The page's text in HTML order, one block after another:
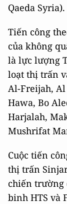
Qaeda Syria).
Tiến công
của không
là lực lượng
loạt thị trấn
Al-Freijah,
Hawa, Bo
Harjalah,
Mushrifat
Cuộc tiến
thị trấn
chiến trường
binh HTS và